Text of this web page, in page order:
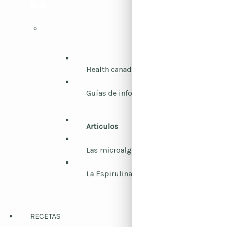
Health canada / laboratorios
Guías de información / E libros
Articulos
Las microalgas, una solución para la salud
La Espirulina, un tesoro por descubrir
RECETAS